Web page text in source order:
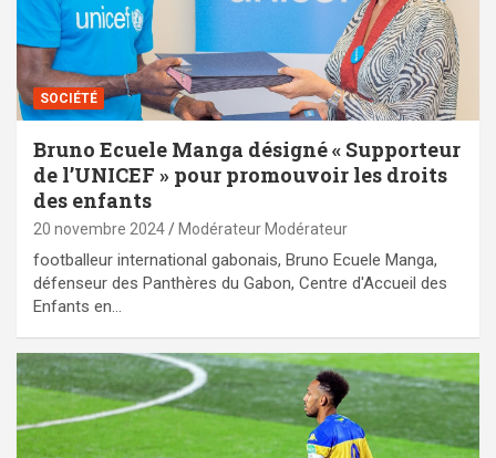
SOCIÉTÉ
Bruno Ecuele Manga désigné « Supporteur
de l’UNICEF » pour promouvoir les droits
des enfants
20 novembre 2024 Modérateur Modérateur
footballeur international gabonais, Bruno Ecuele Manga,
défenseur des Panthères du Gabon, Centre d'Accueil des
Enfants en…